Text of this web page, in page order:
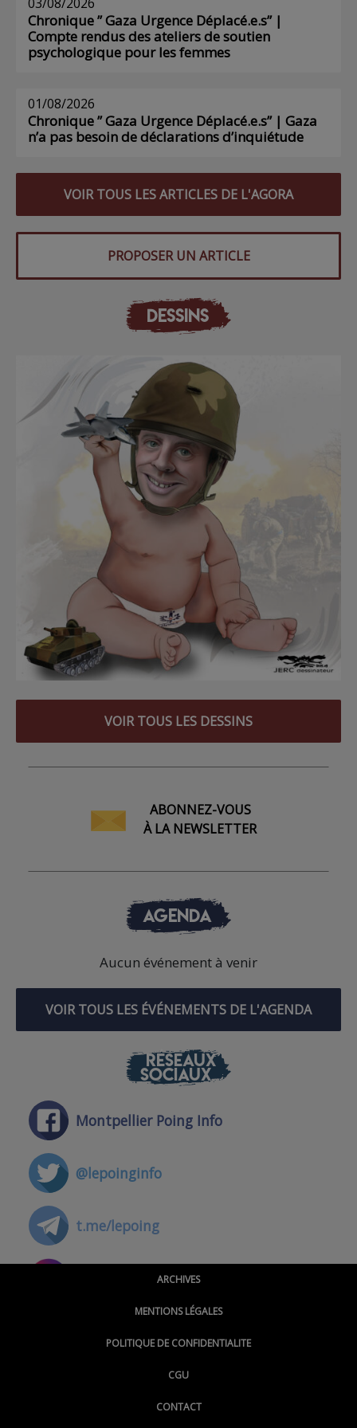
Chronique ” Gaza Urgence Déplacé.e.s” |
Compte rendus des ateliers de soutien
psychologique pour les femmes
01/08/2026
Chronique ” Gaza Urgence Déplacé.e.s” | Gaza
n’a pas besoin de déclarations d’inquiétude
VOIR TOUS LES ARTICLES DE L'AGORA
PROPOSER UN ARTICLE
DESSINS
VOIR TOUS LES DESSINS
ABONNEZ-VOUS
À LA NEWSLETTER
AGENDA
Aucun événement à venir
VOIR TOUS LES ÉVÉNEMENTS DE L'AGENDA
RÉSEAUX
SOCIAUX
Montpellier Poing Info
@lepoinginfo
t.me/lepoing
@montpellierpoinginfo
@LePoingMontpellier
ARCHIVES
MENTIONS LÉGALES
POLITIQUE DE CONFIDENTIALITE
CGU
CONTACT